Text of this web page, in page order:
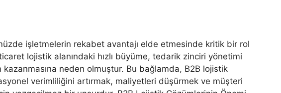
işletmelerin rekabet avantajı elde etmesinde kritik bir rol
lojistik alanındaki hızlı büyüme, tedarik zinciri yönetimi
neden olmuştur. Bu bağlamda, B2B lojistik
verimliliğini artırmak, maliyetleri düşürmek ve müşteri